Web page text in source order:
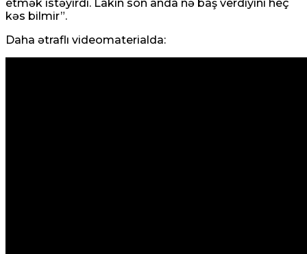
etmək istəyirdi. Lakin son anda nə baş verdiyini heç
kəs bilmir”.
Daha ətraflı videomaterialda: